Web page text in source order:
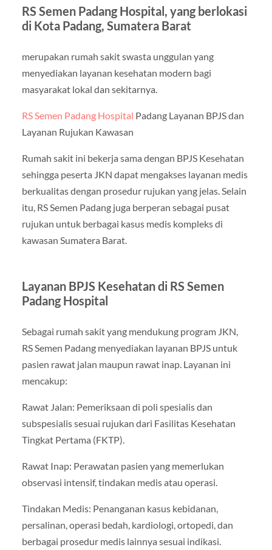
RS Semen Padang Hospital, yang berlokasi
di Kota Padang, Sumatera Barat
merupakan rumah sakit swasta unggulan yang
menyediakan layanan kesehatan modern bagi
masyarakat lokal dan sekitarnya.
RS Semen Padang Hospital Padang Layanan BPJS dan
Layanan Rujukan Kawasan
Rumah sakit ini bekerja sama dengan BPJS Kesehatan
sehingga peserta JKN dapat mengakses layanan medis
berkualitas dengan prosedur rujukan yang jelas. Selain
itu, RS Semen Padang juga berperan sebagai pusat
rujukan untuk berbagai kasus medis kompleks di
kawasan Sumatera Barat.
Layanan BPJS Kesehatan di RS Semen
Padang Hospital
Sebagai rumah sakit yang mendukung program JKN,
RS Semen Padang menyediakan layanan BPJS untuk
pasien rawat jalan maupun rawat inap. Layanan ini
mencakup:
Rawat Jalan: Pemeriksaan di poli spesialis dan
subspesialis sesuai rujukan dari Fasilitas Kesehatan
Tingkat Pertama (FKTP).
Rawat Inap: Perawatan pasien yang memerlukan
observasi intensif, tindakan medis atau operasi.
Tindakan Medis: Penanganan kasus kebidanan,
persalinan, operasi bedah, kardiologi, ortopedi, dan
berbagai prosedur medis lainnya sesuai indikasi.